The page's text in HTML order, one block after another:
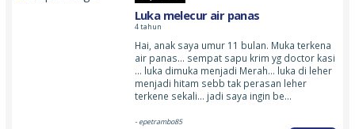
Luka melecur air panas
4 tahun
Hai, anak saya umur 11 bulan. Muka terkena
air panas… sempat sapu krim yg doctor kasi
… luka dimuka menjadi Merah… luka di leher
menjadi hitam sebb tak perasan leher
terkene sekali… jadi saya ingin be…
- epetrambo85